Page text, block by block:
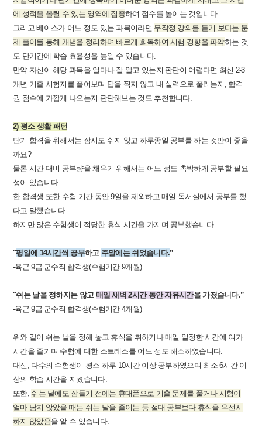
에 성적을 올릴 수 있는 영역에 집중하여 점수를 높이는 것입니다.
그리고 베이스가 어느 정도 있는 과목이라면 무작정 강의를 듣기 보다는 문
제 풀이를 통해 개념을 정리하며 빠르게 회독하여 시험 경향을 파악하는 것
도 단기간에 학습 효율성을 높일 수 있습니다.
만약 자신이 해당 과목을 얼마나 잘 알고 있는지 판단이 어렵다면 최신 2-3
개년 기출 시험지를 풀어보며 답을 찍지 않고 내 실력으로 풀리는지 합격
권 점수에 가깝게 나오는지 판단해보는 것도 추천합니다.
2) 평소 생활 패턴
단기 합격을 위해서는 잠시도 쉬지 않고 하루종일 공부를 하는 것만이 좋을
까요?
물론 시간 대비 공부량을 채우기 위해서는 어느 정도 촉박하게 공부할 필요
성이 있습니다.
한 합격생 또한 수험 기간 동안9일을 제외하고 매일 독서실에서 공부를 했
다고 말했습니다.
하지만 많은 수험생이 적당한 휴식 시간을 가지며 공부했습니다.
"평일에 14시간씩 공부하고 주말에는 쉬었습니다.”
-육군9급 군수직 합격생(수험기간9개월)
"쉬는 날을 정하지는 않고 매일 새벽2시간 동안 자유시간을 가졌습니다.”
-육군9급 군수직 합격생(수험기간4개월)
위와 같이 쉬는 날을 정해 놓고 휴식을 취하거나 매일 일정한 시간에 여가
시간을 즐기며 수험에 대한 스트레스를 어느 정도 해소하였습니다.
대신 다수의 수험생이 평소 하루 10시간 이상 공부하였으며 최소6시간 이
상의 학습 시간을 지켰습니다.
또한, 쉬는 날에도 잠들기 전에는 휴대폰으로 기출 문제를 풀거나 시험이
얼마 남지 않았을 때는 쉬는 날을 줄이는 등 절대 공부보다 휴식을 우선시
하지 않았음을 알 수 있습니다.